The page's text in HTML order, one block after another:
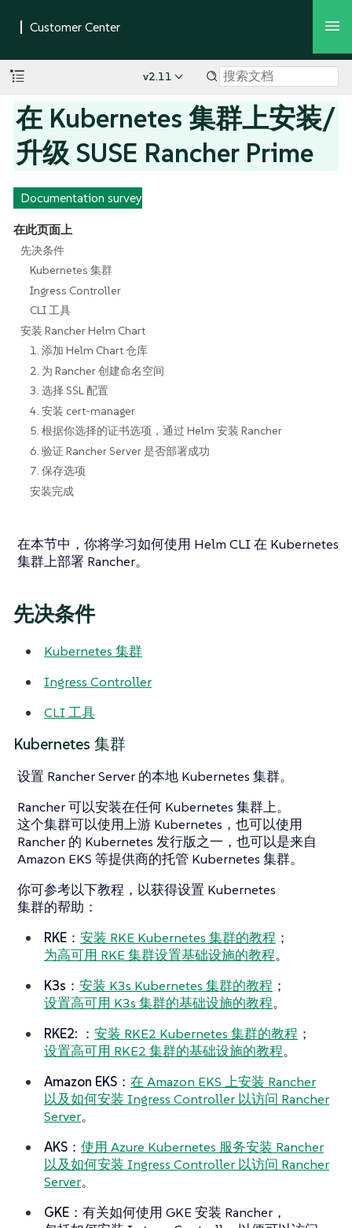
v2.11
在 Kubernetes 集群上安装/
升级 SUSE Rancher Prime
Documentation survey
在此页面上
先决条件
Kubernetes 集群
Ingress Controller
CLI 工具
安装 Rancher Helm Chart
1. 添加 Helm Chart 仓库
2. 为 Rancher 创建命名空间
3. 选择 SSL 配置
4. 安装 cert-manager
5. 根据你选择的证书选项，通过 Helm 安装 Rancher
6. 验证 Rancher Server 是否部署成功
7. 保存选项
安装完成
在本节中，你将学习如何使用 Helm CLI 在 Kubernetes
集群上部署 Rancher。
先决条件
Kubernetes 集群
Ingress Controller
CLI 工具
Kubernetes 集群
设置 Rancher Server 的本地 Kubernetes 集群。
Rancher 可以安装在任何 Kubernetes 集群上。
这个集群可以使用上游 Kubernetes，也可以使用
Rancher 的 Kubernetes 发行版之一，也可以是来自
Amazon EKS 等提供商的托管 Kubernetes 集群。
你可参考以下教程，以获得设置 Kubernetes
集群的帮助：
RKE ： 安装 RKE Kubernetes 集群的教程 ；
为高可用 RKE 集群设置基础设施的教程。
K3s ： 安装 K3s Kubernetes 集群的教程 ；
设置高可用 K3s 集群的基础设施的教程。
RKE2: ： 安装 RKE2 Kubernetes 集群的教程 ；
设置高可用 RKE2 集群的基础设施的教程。
Amazon EKS ： 在 Amazon EKS 上安装 Rancher
以及如何安装 Ingress Controller 以访问 Rancher
Server。
AKS ： 使用 Azure Kubernetes 服务安装 Rancher
以及如何安装 Ingress Controller 以访问 Rancher
Server。
GKE ：有关如何使用 GKE 安装 Rancher，